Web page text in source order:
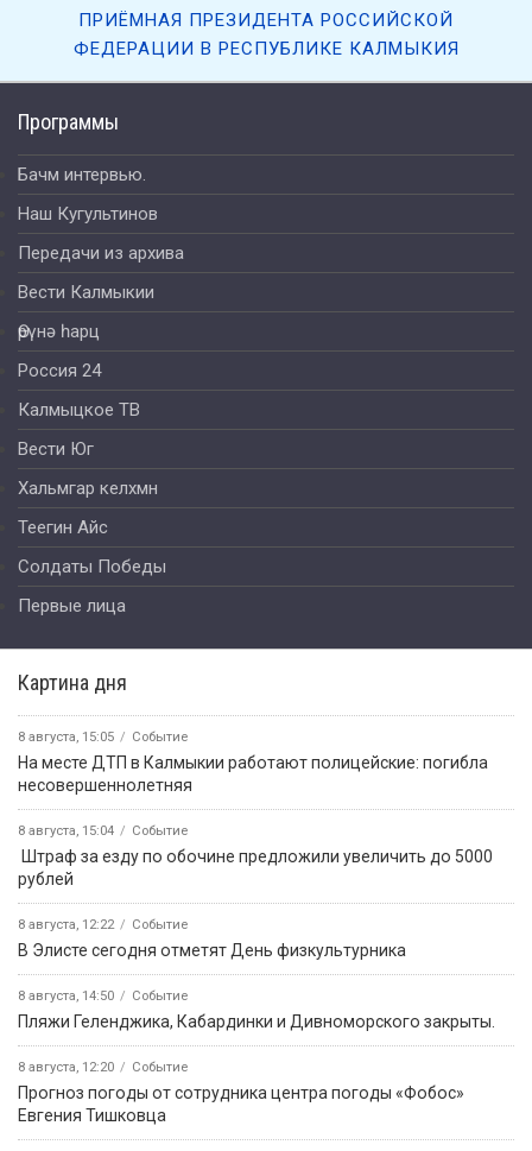
Программы
Бачм интервью.
Наш Кугультинов
Передачи из архива
Вести Калмыкии
Өрүнә һарц
Россия 24
Калмыцкое ТВ
Вести Юг
Хальмгар келхмн
Теегин Айс
Солдаты Победы
Первые лица
Картина дня
8 августа, 15:05 Событие
На месте ДТП в Калмыкии работают полицейские: погибла
несовершеннолетняя
8 августа, 15:04 Событие
️ Штраф за езду по обочине предложили увеличить до 5000
рублей
8 августа, 12:22 Событие
В Элисте сегодня отметят День физкультурника
8 августа, 14:50 Событие
️Пляжи Геленджика, Кабардинки и Дивноморского закрыты.
8 августа, 12:20 Событие
Прогноз погоды от сотрудника центра погоды «Фобос»
Евгения Тишковца
ПРИЁМНАЯ ПРЕЗИДЕНТА РОССИЙСКОЙ
ФЕДЕРАЦИИ В РЕСПУБЛИКЕ КАЛМЫКИЯ